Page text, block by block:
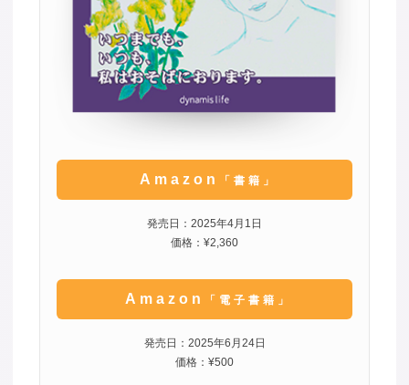
Amazon 「書籍」
発売日：2025年4月1日
価格：¥2,360
Amazon 「電子書籍」
発売日：2025年6月24日
価格：¥500